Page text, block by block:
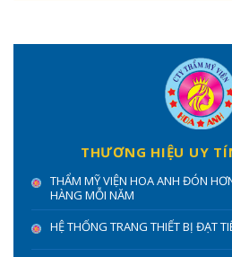
THƯƠNG HIỆU UY
THẨM MỸ VIỆN HOA ANH ĐÓN
HÀNG MỖI NĂM
HỆ THỐNG TRANG THIẾT BỊ ĐẠT